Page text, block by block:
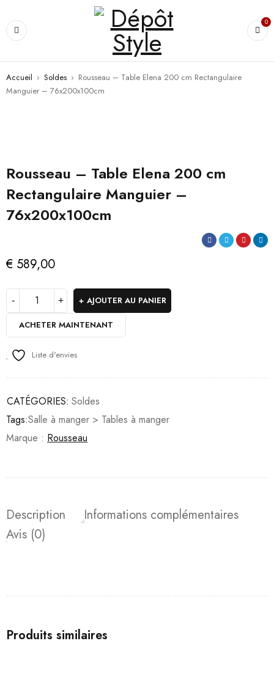
0
Accueil › Soldes › Rousseau – Table Elena 200 cm Rectangulaire
Manguier – 76x200x100cm
Rousseau – Table Elena 200 cm
Rectangulaire Manguier –
76x200x100cm
€ 589,00
AJOUTER AU PANIER
ACHETER MAINTENANT
Liste d'envies
CATÉGORIES: Soldes
Tags:Salle à manger > Tables à manger
Marque : Rousseau
Description
Informations complémentaires
Avis (0)
Produits similaires